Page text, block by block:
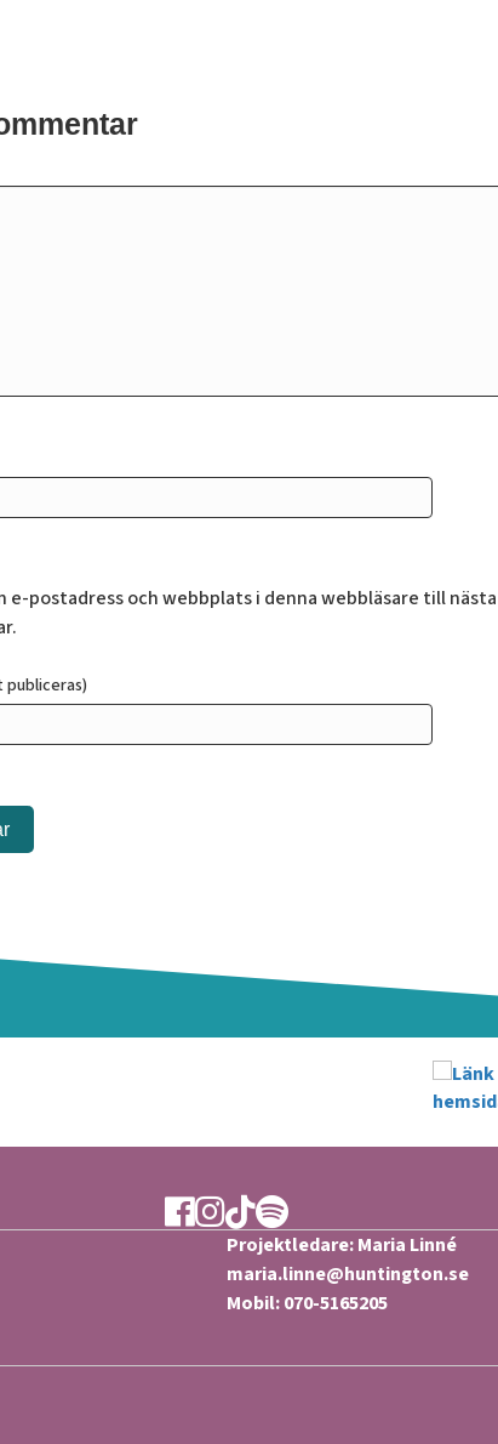
e-postadress och webbplats i denna webbläsare till
Ytan Facebook
Ytan Instagram
Ytan TikTok
Ytan Spotify
Projektledare: Maria Linné
maria.linne@huntington.se
Mobil: 070-5165205